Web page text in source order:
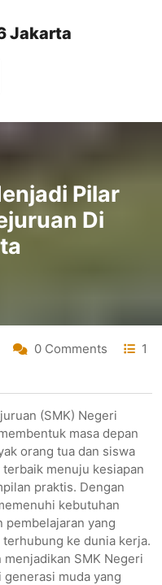
Jakarta
Pilar
Di
0 Comments
1
(SMK) Negeri
masa depan
orang tua dan siswa
menuju kesiapan
praktis. Dengan
kebutuhan
pembelajaran yang
ke dunia kerja.
SMK Negeri
muda yang